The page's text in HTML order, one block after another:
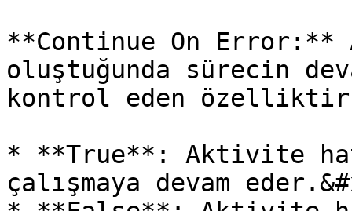
**Continue On
oluştuğunda sürecin
kontrol eden
* **True**: Aktivite
çalışmaya devam